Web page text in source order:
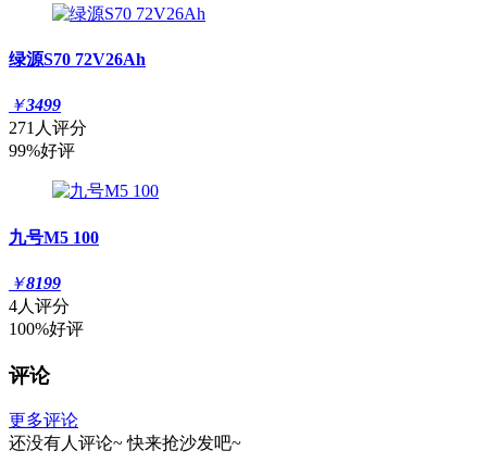
绿源S70 72V26Ah
￥3499
271人评分
99%好评
九号M5 100
￥8199
4人评分
100%好评
评论
更多评论
还没有人评论~ 快来抢沙发吧~